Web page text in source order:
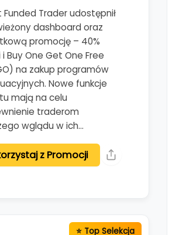
Funded Trader udostępnił
dashboard oraz
promocję – 40%
i Buy One Get One Free
na zakup programów
Nowe funkcje
mają na celu
traderom
wglądu w ich…
z Promocji